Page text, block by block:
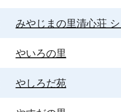
みやじまの里清心荘
やいろの里
やしろだ苑